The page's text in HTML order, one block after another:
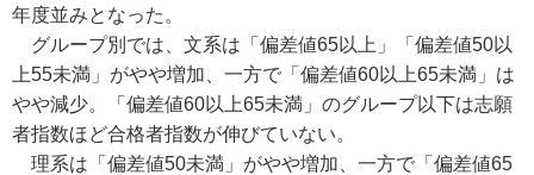
年度並みとなった。
グループ別では、文系は「偏差値65以上」「偏差値50以
上55未満」がやや増加、一方で「偏差値60以上65未満」は
やや減少。「偏差値60以上65未満」のグループ以下は志願
者指数ほど合格者指数が伸びていない。
理系は「偏差値50未満」がやや増加、一方で「偏差値65